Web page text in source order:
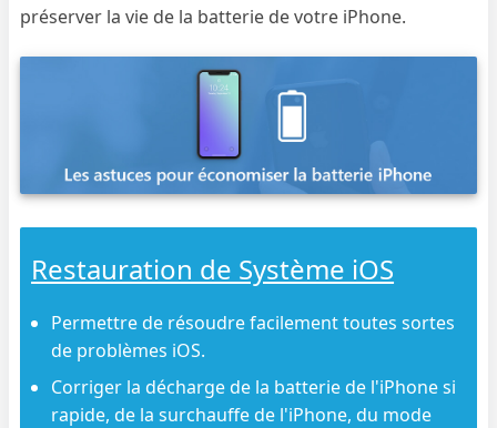
préserver la vie de la batterie de votre iPhone.
Restauration de Système iOS
Permettre de résoudre facilement toutes sortes
de problèmes iOS.
Corriger la décharge de la batterie de l'iPhone si
rapide, de la surchauffe de l'iPhone, du mode